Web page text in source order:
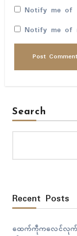
Notify me of
Notify me of
Search
Recent Posts
ထေက်ကဵုကလေၚ်လုက်စု